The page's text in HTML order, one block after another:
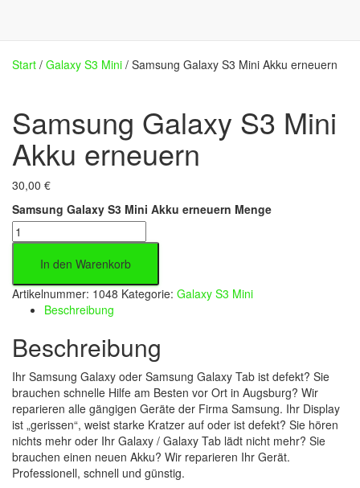
Start / Galaxy S3 Mini / Samsung Galaxy S3 Mini Akku erneuern
Samsung Galaxy S3 Mini
Akku erneuern
30,00 €
Samsung Galaxy S3 Mini Akku erneuern Menge
In den Warenkorb
Artikelnummer: 1048 Kategorie: Galaxy S3 Mini
Beschreibung
Beschreibung
Ihr Samsung Galaxy oder Samsung Galaxy Tab ist defekt? Sie
brauchen schnelle Hilfe am Besten vor Ort in Augsburg? Wir
reparieren alle gängigen Geräte der Firma Samsung. Ihr Display
ist „gerissen“, weist starke Kratzer auf oder ist defekt? Sie hören
nichts mehr oder Ihr Galaxy / Galaxy Tab lädt nicht mehr? Sie
brauchen einen neuen Akku? Wir reparieren Ihr Gerät.
Professionell, schnell und günstig.